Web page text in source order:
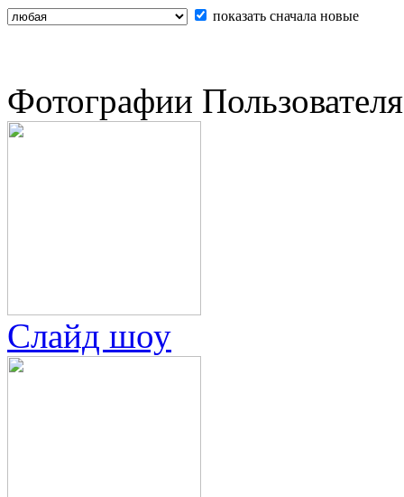
показать сначала новые
Фотографии Пользователя
Слайд шоу